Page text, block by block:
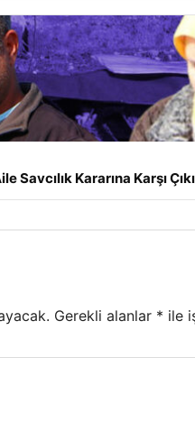
Savcılık Kararına Karşı
Gerekli alanlar * ile